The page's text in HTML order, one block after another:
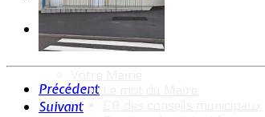
Précédent
Suivant